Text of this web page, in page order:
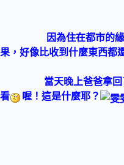
因為住在都市的
果，好像比收到什麼東西都
當天晚上爸爸拿回了
看
喔！這是什麼耶？